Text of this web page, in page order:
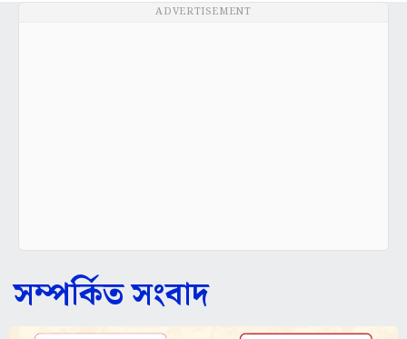
ADVERTISEMENT
সম্পর্কিত সংবাদ